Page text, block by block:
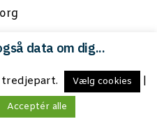
26
data om dig...
Vælg cookies
Acceptér alle